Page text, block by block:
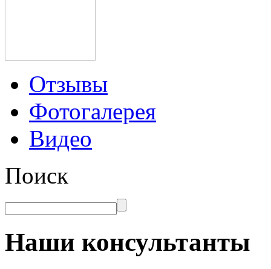
Отзывы
Фотогалерея
Видео
Поиск
Наши консультанты